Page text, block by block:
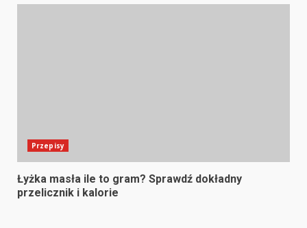
Przepisy
Łyżka masła ile to gram? Sprawdź dokładny
przelicznik i kalorie